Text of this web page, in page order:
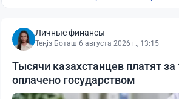
Личные финансы
Теңіз Боташ·6 августа 2026 г., 13:15
Тысячи казахстанцев платят за
оплачено государством